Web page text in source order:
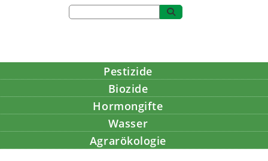
Pestizide
Biozide
Hormongifte
Wasser
Agrarökologie